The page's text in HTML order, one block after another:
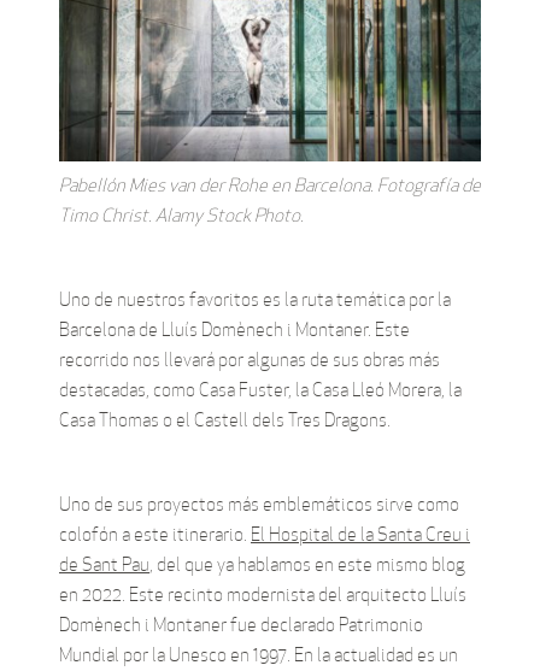
Pabellón Mies van der Rohe en Barcelona. Fotografía de
Timo Christ. Alamy Stock Photo.
Uno de nuestros favoritos es la ruta temática por la
Barcelona de Lluís Domènech i Montaner. Este
recorrido nos llevará por algunas de sus obras más
destacadas, como Casa Fuster, la Casa Lleó Morera, la
Casa Thomas o el Castell dels Tres Dragons.
Uno de sus proyectos más emblemáticos sirve como
colofón a este itinerario. El Hospital de la Santa Creu i
de Sant Pau , del que ya hablamos en este mismo blog
en 2022. Este recinto modernista del arquitecto Lluís
Domènech i Montaner fue declarado Patrimonio
Mundial por la Unesco en 1997. En la actualidad es un